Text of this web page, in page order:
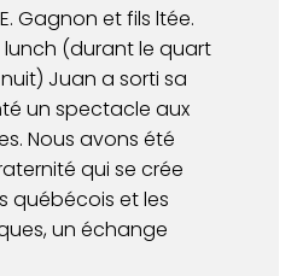
Gagnon et fils ltée.
lunch (durant le quart
Juan a sorti sa
un spectacle aux
Nous avons été
qui se crée
québécois et les
un échange